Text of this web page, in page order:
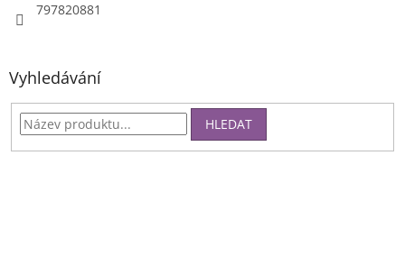
797820881
Vyhledávání
HLEDAT